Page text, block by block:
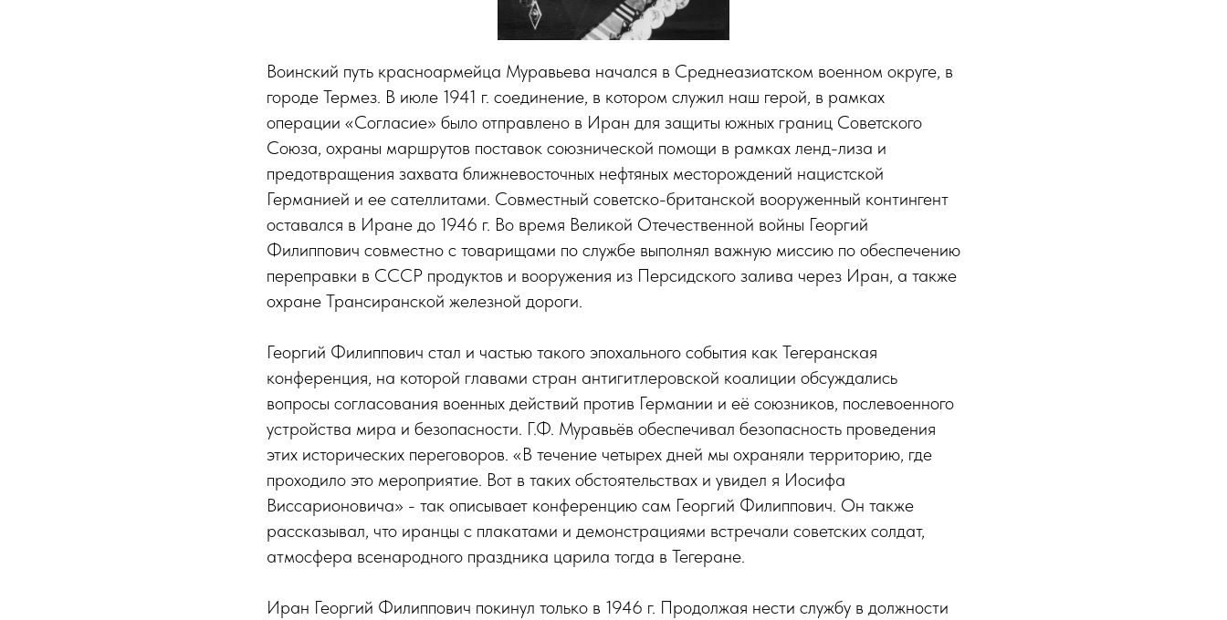
Воинский путь красноармейца Муравьева начался в Среднеазиатском военном округе, в
городе Термез. В июле 1941 г. соединение, в котором служил наш герой, в рамках
операции «Согласие» было отправлено в Иран для защиты южных границ Советского
Союза, охраны маршрутов поставок союзнической помощи в рамках ленд-лиза и
предотвращения захвата ближневосточных нефтяных месторождений нацистской
Германией и ее сателлитами. Совместный советско-британской вооруженный контингент
оставался в Иране до 1946 г. Во время Великой Отечественной войны Георгий
Филиппович совместно с товарищами по службе выполнял важную миссию по обеспечению
переправки в СССР продуктов и вооружения из Персидского залива через Иран, а также
охране Трансиранской железной дороги.
Георгий Филиппович стал и частью такого эпохального события как Тегеранская
конференция, на которой главами стран антигитлеровской коалиции обсуждались
вопросы согласования военных действий против Германии и её союзников, послевоенного
устройства мира и безопасности. Г.Ф. Муравьёв обеспечивал безопасность проведения
этих исторических переговоров. «В течение четырех дней мы охраняли территорию, где
проходило это мероприятие. Вот в таких обстоятельствах и увидел я Иосифа
Виссарионовича» - так описывает конференцию сам Георгий Филиппович. Он также
рассказывал, что иранцы с плакатами и демонстрациями встречали советских солдат,
атмосфера всенародного праздника царила тогда в Тегеране.
Иран Георгий Филиппович покинул только в 1946 г. Продолжая нести службу в должности